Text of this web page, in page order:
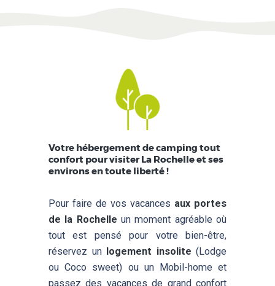
Votre hébergement de camping tout
confort pour visiter La Rochelle et ses
environs en toute liberté !
Pour faire de vos vacances aux portes
de la Rochelle un moment agréable où
tout est pensé pour votre bien-être,
réservez unlogement insolite (Lodge
ou Coco sweet) ou un Mobil-home et
passez des vacances de grand confort